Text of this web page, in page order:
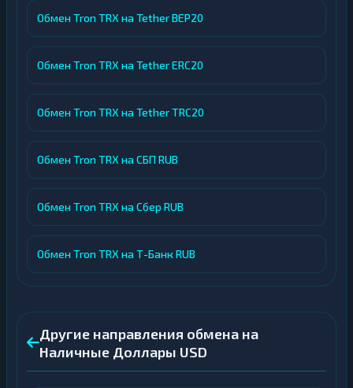
Обмен Tron TRX на Tether BEP20
Обмен Tron TRX на Tether ERC20
Обмен Tron TRX на Tether TRC20
Обмен Tron TRX на СБП RUB
Обмен Tron TRX на Сбер RUB
Обмен Tron TRX на Т-Банк RUB
Другие направления обмена на
Наличные Доллары USD